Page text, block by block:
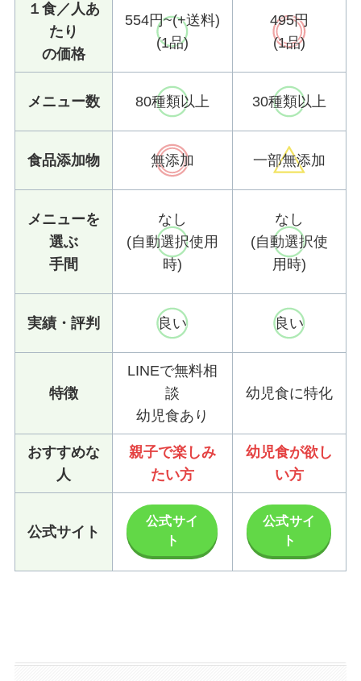
１食／人あ
たり
の価格
554円~(+送料)
(1品)
495円
(1品)
メニュー数 80種類以上 30種類以上
食品添加物 無添加 一部無添加
メニューを
選ぶ
手間
なし
(自動選択使用
時)
なし
(自動選択使
用時)
実績・評判 良い 良い
特徴
LINEで無料相
談
幼児食あり
幼児食に特化
おすすめな
人
親子で楽しみ
たい方
幼児食が欲し
い方
公式サイト
公式サイ
ト
公式サイ
ト